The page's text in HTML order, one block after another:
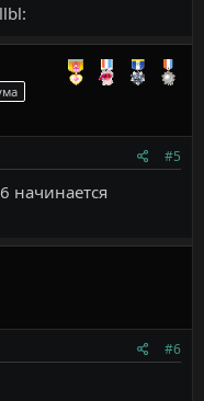
#5
начинается
#6